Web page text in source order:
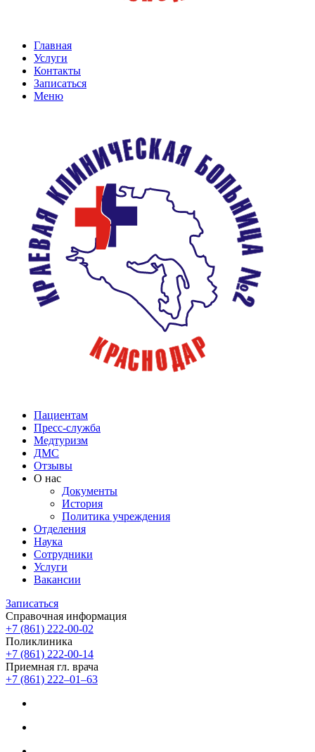
Главная
Услуги
Контакты
Записаться
Меню
Пациентам
Пресс-служба
Медтуризм
ДМС
Отзывы
О нас
Документы
История
Политика учреждения
Отделения
Наука
Сотрудники
Услуги
Вакансии
Записаться
Справочная информация
+7 (861) 222-00-02
Поликлиника
+7 (861) 222-00-14
Приемная гл. врача
+7 (861) 222‒01‒63